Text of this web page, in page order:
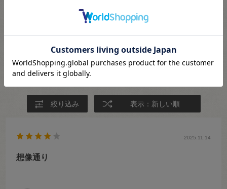
★1 (0)
絞り込み 表示：新しい順
2025.11.14
想像通り